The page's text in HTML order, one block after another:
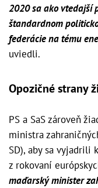
2020 sa ako vtedajší
štandardnom
federácie na tému
uviedli.
Opozičné strany
PS a SaS zároveň
ministra
SD), aby sa vyjadrili
z rokovaní
maďarský minister